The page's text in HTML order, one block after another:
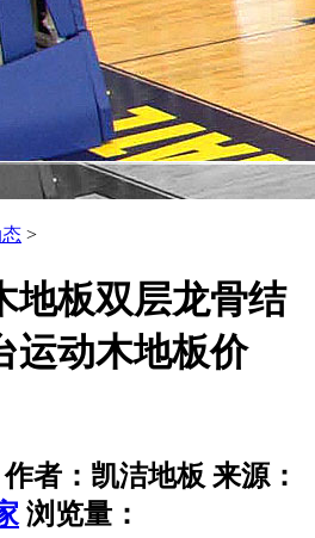
>
地板双层龙骨结
运动木地板价
作者：凯洁地板 来源：
浏览量：